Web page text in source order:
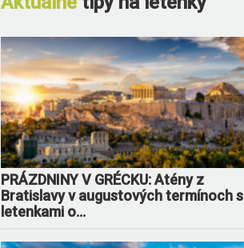
PRÁZDNINY V GRÉCKU: Atény z
Bratislavy v augustových termínoch s
letenkami o...